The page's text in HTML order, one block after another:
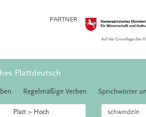
PARTNER
Auf der Grundlage des
Plattdeutsch
Regelmäßige Verben Sprichwörter
Platt > Hoch